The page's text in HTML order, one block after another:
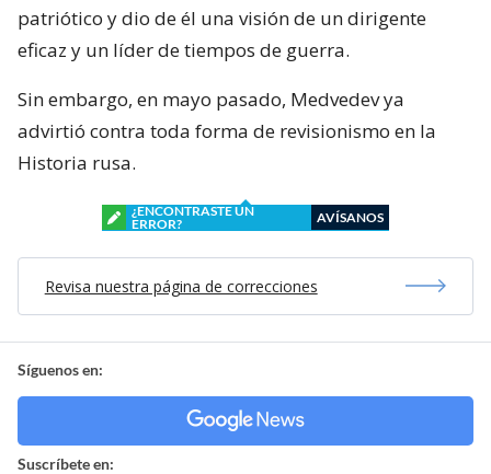
patriótico y dio de él una visión de un dirigente
eficaz y un líder de tiempos de guerra.
Sin embargo, en mayo pasado, Medvedev ya
advirtió contra toda forma de revisionismo en la
Historia rusa.
¿ENCONTRASTE UN
ERROR?
AVÍSANOS
Revisa nuestra página de correcciones
Síguenos en:
Suscríbete en: